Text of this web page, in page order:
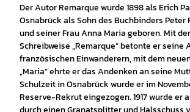
Der Autor Remarque wurde 1898 als Erich
Osnabrück als Sohn des Buchbinders Peter
und seiner Frau Anna Maria geboren. Mit
Schreibweise „Remarque“ betonte er seine
französischen Einwanderern, mit dem
„Maria“ ehrte er das Andenken an seine
Schulzeit in Osnabrück wurde er im
Reserve-Rekrut eingezogen. 1917 wurde er